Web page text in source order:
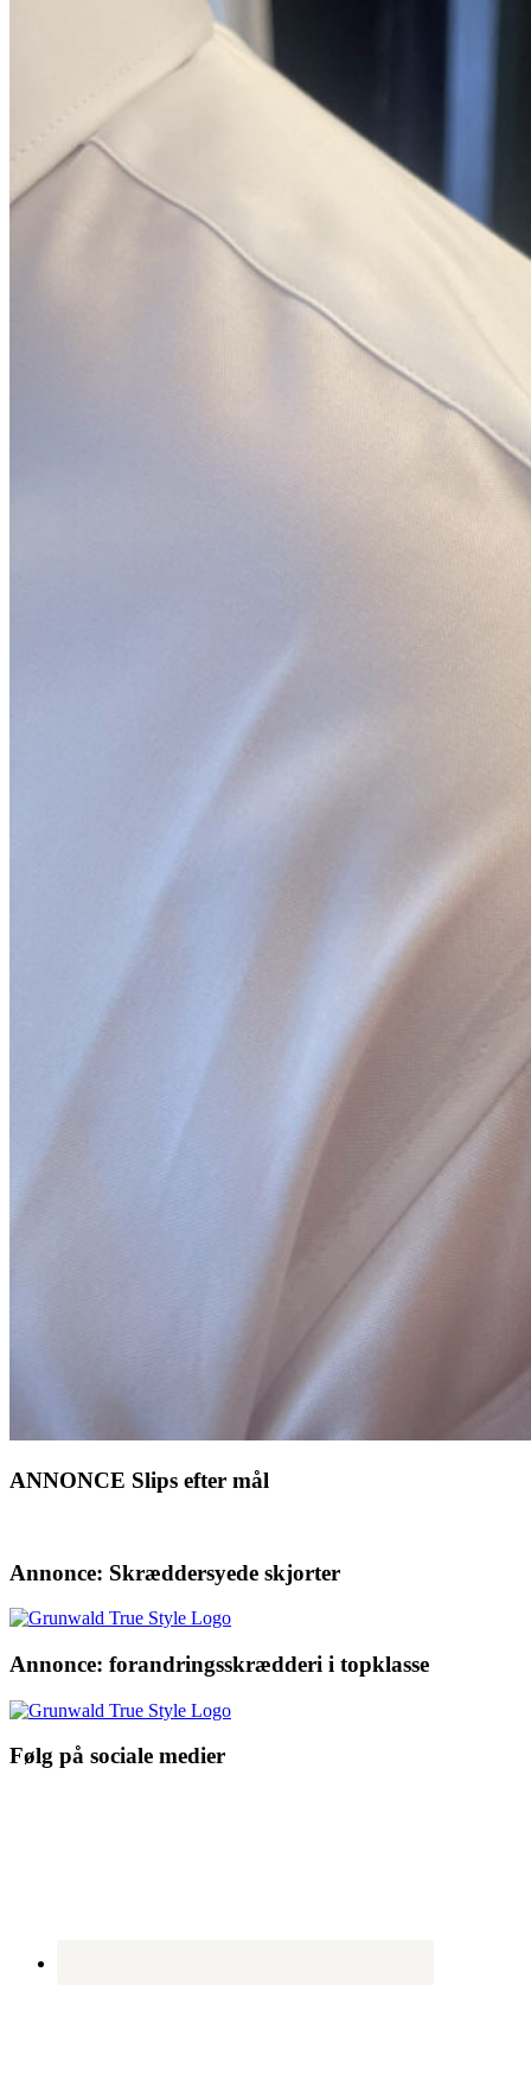
ANNONCE Slips efter mål
Annonce: Skræddersyede skjorter
Annonce: forandringsskrædderi i topklasse
Følg på sociale medier